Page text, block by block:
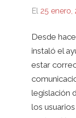
El 25 enero,
Desde
instaló el
estar
legislación
los